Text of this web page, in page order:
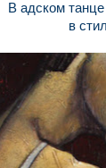
В адском
в